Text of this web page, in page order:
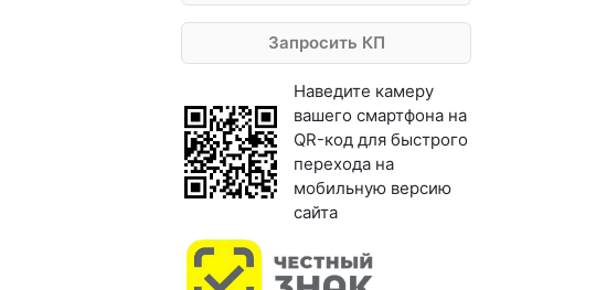
Запросить КП
Наведите камеру
вашего смартфона на
QR-код для быстрого
перехода на
мобильную версию
сайта